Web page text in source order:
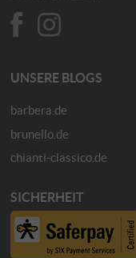
UNSERE BLOGS
barbera.de
brunello.de
chianti-classico.de
SICHERHEIT